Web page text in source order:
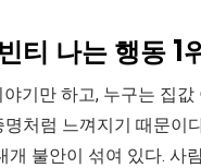
티 나는 행동 1
기만 하고, 누구는 집
처럼 느껴지기 때문이
불안이 섞여 있다. 사